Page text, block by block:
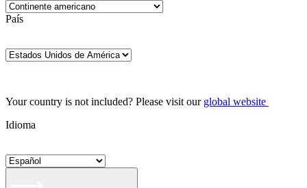
País
Your country is not included? Please visit our global website
Idioma